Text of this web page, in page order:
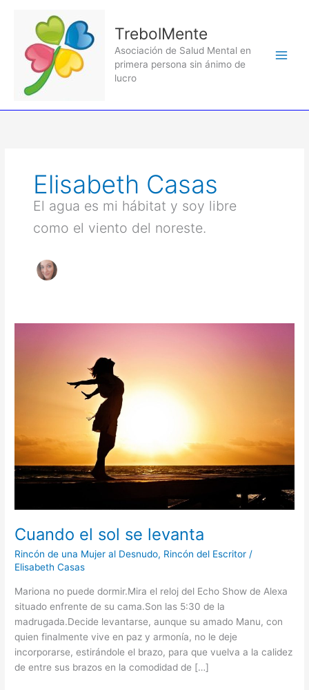
contenido
TrebolMente
Asociación de Salud Mental en
primera persona sin ánimo de
lucro
Elisabeth Casas
El agua es mi hábitat y soy libre
como el viento del noreste.
Cuando el sol se levanta
Rincón de una Mujer al Desnudo, Rincón del Escritor /
Elisabeth Casas
Mariona no puede dormir.Mira el reloj del Echo Show de Alexa
situado enfrente de su cama.Son las 5:30 de la
madrugada.Decide levantarse, aunque su amado Manu, con
quien finalmente vive en paz y armonía, no le deje
incorporarse, estirándole el brazo, para que vuelva a la calidez
de entre sus brazos en la comodidad de […]